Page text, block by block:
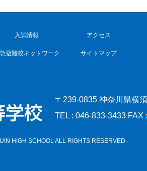
入試情報 アクセス
避難校ネットワーク サイトマップ
〒239-0835 神奈川県横
TEL : 046-833-3433 FAX
HIGH SCHOOL ALL RIGHTS RESERVED.